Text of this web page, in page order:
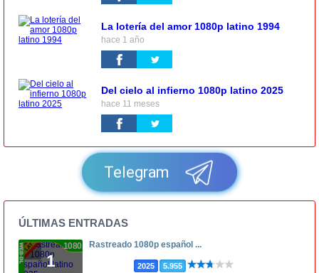
La lotería del amor 1080p latino 1994
hace 1 año
Del cielo al infierno 1080p latino 2025
hace 11 meses
Telegram
ÚLTIMAS ENTRADAS
1
1080p Rastreado 1080p español ...
2025 5.955